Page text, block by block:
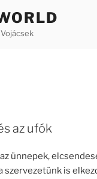
az ufók
ünnepek,
szervezetünk is